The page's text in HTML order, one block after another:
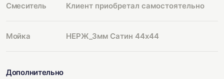
Смеситель Клиент приобретал самостоятельно
Мойка НЕРЖ_3мм Сатин 44х44
Дополнительно